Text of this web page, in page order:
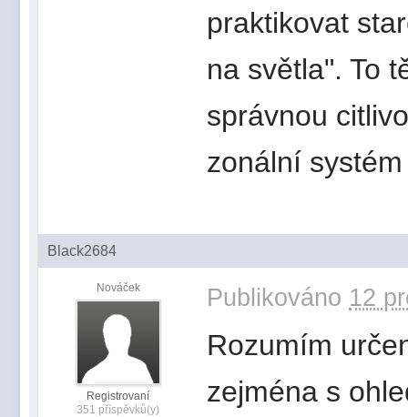
praktikovat
na světla". To
správnou
zonální
Black2684
Nováček
Registrovaní
351 příspěvků(y)
Publikováno 12
Rozumím
zejména s